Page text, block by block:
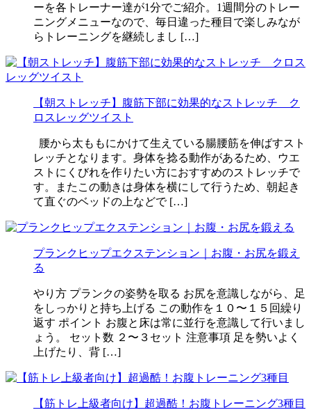
ーを各トレーナー達が1分でご紹介。1週間分のトレー
ニングメニューなので、毎日違った種目で楽しみなが
らトレーニングを継続しまし […]
【朝ストレッチ】腹筋下部に効果的なストレッチ ク
ロスレッグツイスト
腰から太ももにかけて生えている腸腰筋を伸ばすスト
レッチとなります。身体を捻る動作があるため、ウエ
ストにくびれを作りたい方におすすめのストレッチで
す。またこの動きは身体を横にして行うため、朝起き
て直ぐのベッドの上などで […]
プランクヒップエクステンション｜お腹・お尻を鍛え
る
やり方 プランクの姿勢を取る お尻を意識しながら、足
をしっかりと持ち上げる この動作を１０〜１５回繰り
返す ポイント お腹と床は常に並行を意識して行いまし
ょう。 セット数 ２〜３セット 注意事項 足を勢いよく
上げたり、背 […]
【筋トレ上級者向け】超過酷！お腹トレーニング3種目